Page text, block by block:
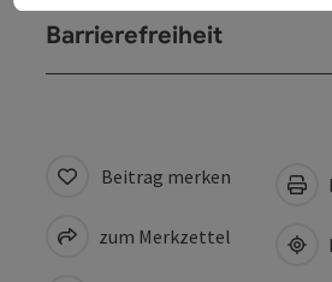
Barrierefreiheit
Beitrag merken
zum Merkzettel